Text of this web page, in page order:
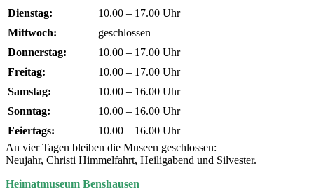
Dienstag:
10.00 – 17.00 Uhr
Mittwoch:
geschlossen
Donnerstag:
10.00 – 17.00 Uhr
Freitag:
10.00 – 17.00 Uhr
Samstag:
10.00 – 16.00 Uhr
Sonntag:
10.00 – 16.00 Uhr
Feiertags:
10.00 – 16.00 Uhr
An vier Tagen bleiben die Museen geschlossen:
Neujahr, Christi Himmelfahrt, Heiligabend und Silvester.
Heimatmuseum Benshausen